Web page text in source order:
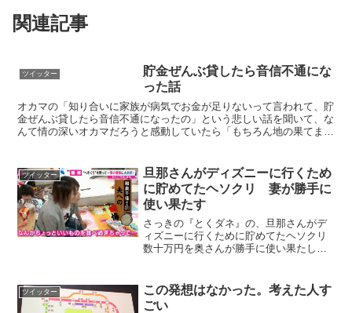
関連記事
ツイッター
貯金ぜんぶ貸したら音信不通にな
った話
オカマの「知り合いに家族が病気でお金が足りないって言われて、貯
金ぜんぶ貸したら音信不通になったの」という悲しい話を聞いて、な
んて情の深いオカマだろうと感動していたら「もちろん地の果てまで
ツイッター
旦那さんがディズニーに行くため
に貯めてたヘソクリ 妻が勝手に
使い果たす
さっきの『とくダネ』の、旦那さんがデ
ィズニーに行くために貯めてたヘソクリ
数十万円を奥さんが勝手に使い果たした
挙句、「おーすごいね」「頑張って貯め
てください」って…なんで...
ツイッター
この発想はなかった。考えた人す
ごい